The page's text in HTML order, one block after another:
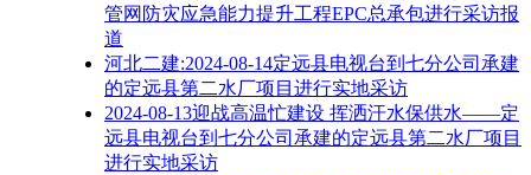
管网防灾应急能力提升工程EPC总承包进行采访报
道
河北二建:2024-08-14定远县电视台到七分公司承建
的定远县第二水厂项目进行实地采访
2024-08-13迎战高温忙建设 挥洒汗水保供水——定
远县电视台到七分公司承建的定远县第二水厂项目
进行实地采访